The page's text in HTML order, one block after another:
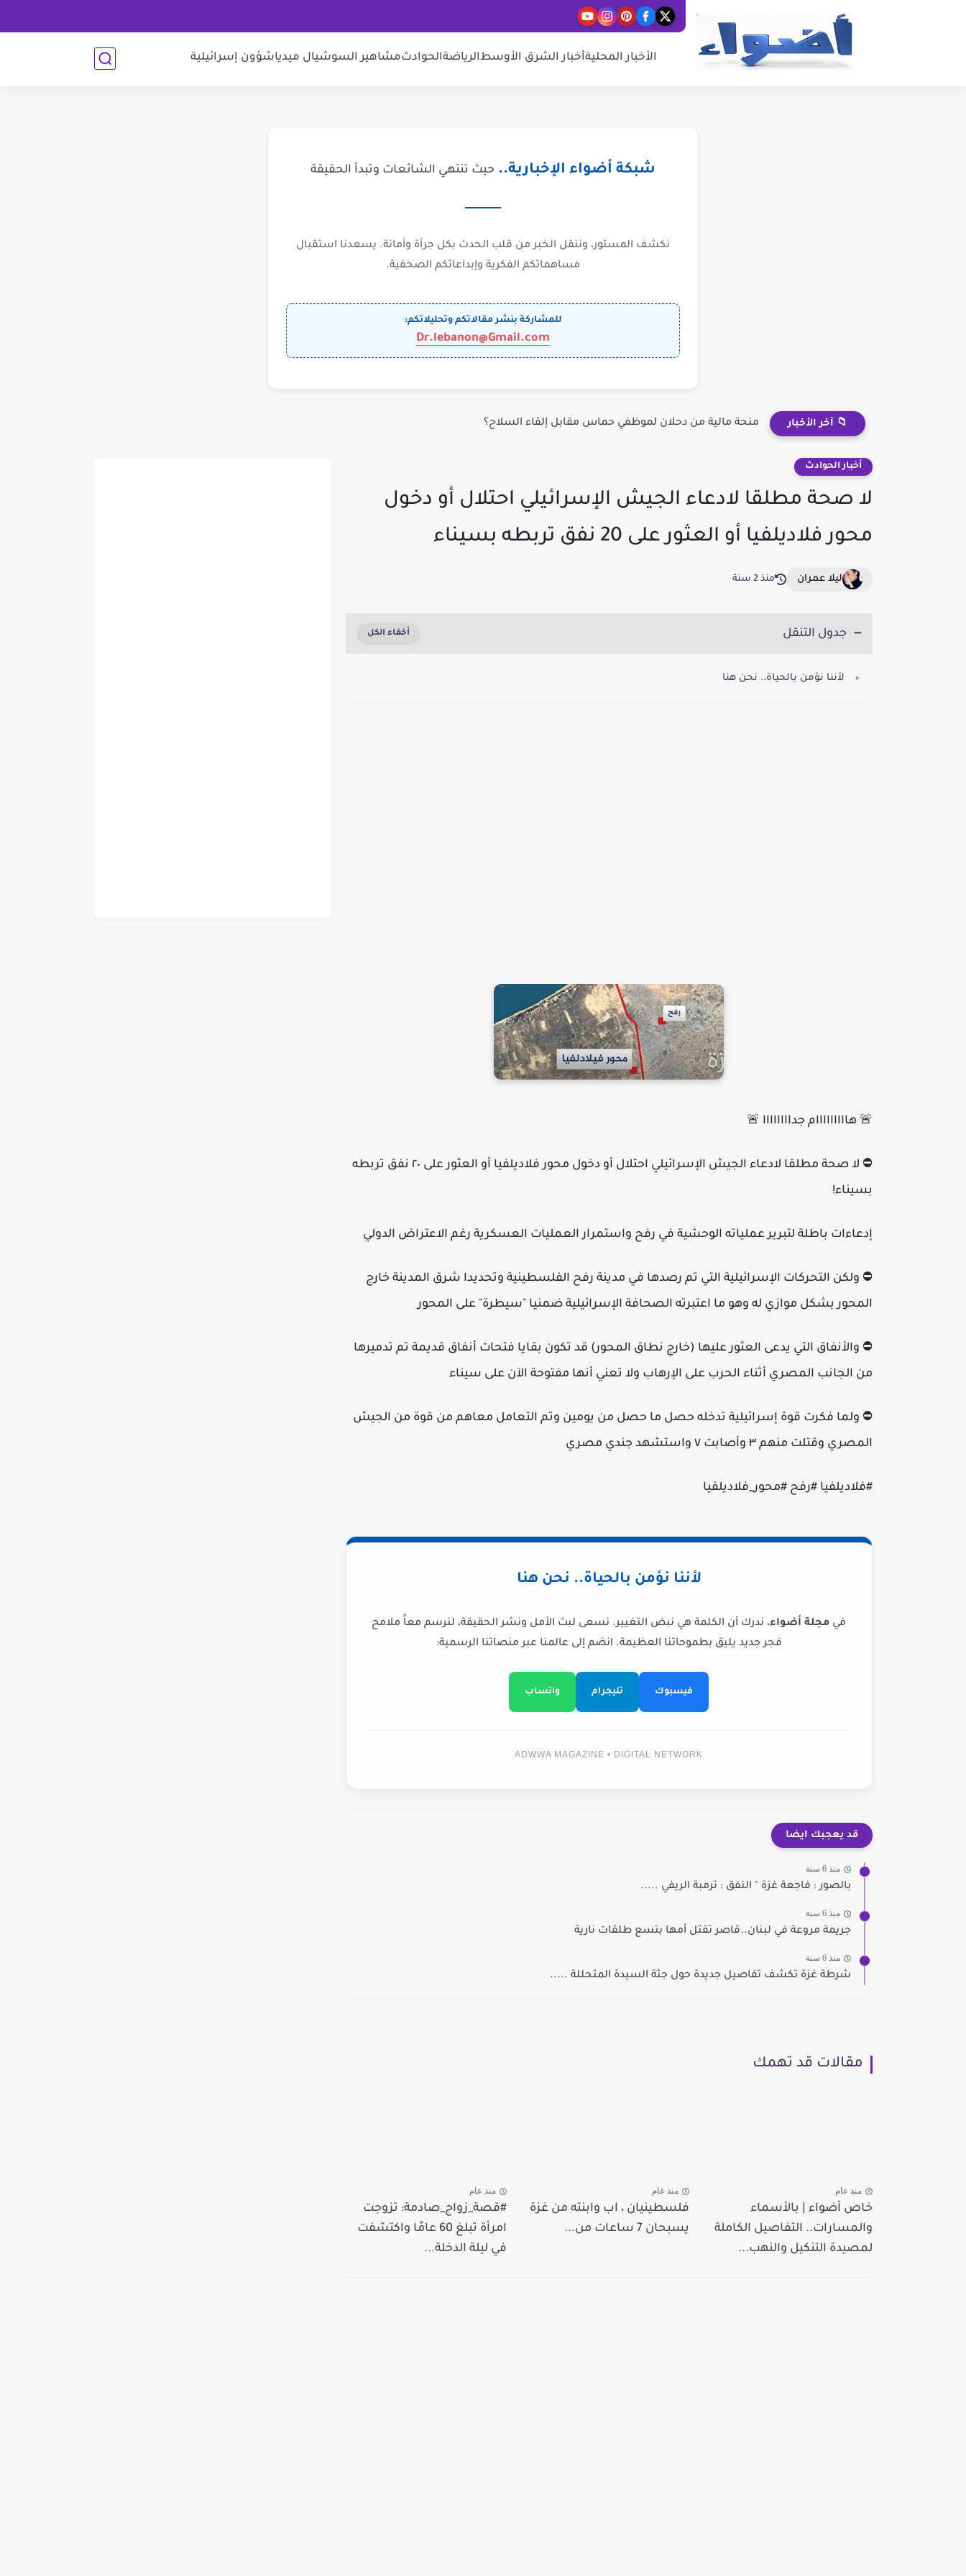
الأخبار المحليةأخبار الشرق الأوسطالرياضةالحوادثمشاهير السوشيال ميدياشؤون إسرائيلية
شبكة أضواء الإخبارية.. حيث تنتهي الشائعات وتبدأ الحقيقة
نكشف المستور، وننقل الخبر من قلب الحدث بكل جرأة وأمانة. يسعدنا استقبال
مساهماتكم الفكرية وإبداعاتكم الصحفية.
للمشاركة بنشر مقالاتكم وتحليلاتكم:
Dr.lebanon@Gmail.com
📁 آخر الأخبار منحة مالية من دحلان لموظفي حماس مقابل إلقاء السلاح؟
أخبار الحوادث
لا صحة مطلقا لادعاء الجيش الإسرائيلي احتلال أو دخول
محور فلاديلفيا أو العثور على 20 نفق تربطه بسيناء
ليلا عمران منذ 2 سنة
جدول التنقل
لأننا نؤمن بالحياة.. نحن هنا
🚨 هااااااااام جداااااااا 🚨
⛔️ لا صحة مطلقا لادعاء الجيش الإسرائيلي احتلال أو دخول محور فلاديلفيا أو العثور على ٢٠ نفق تربطه
بسيناء!
إدعاءات باطلة لتبرير عملياته الوحشية في رفح واستمرار العمليات العسكرية رغم الاعتراض الدولي
⛔️ ولكن التحركات الإسرائيلية التي تم رصدها في مدينة رفح الفلسطينية وتحديدا شرق المدينة خارج
المحور بشكل موازي له وهو ما اعتبرته الصحافة الإسرائيلية ضمنيا "سيطرة" على المحور
⛔️ والأنفاق التي يدعى العثور عليها (خارج نطاق المحور) قد تكون بقايا فتحات أنفاق قديمة تم تدميرها
من الجانب المصري أثناء الحرب على الإرهاب ولا تعني أنها مفتوحة الآن على سيناء
⛔️ ولما فكرت قوة إسرائيلية تدخله حصل ما حصل من يومين وتم التعامل معاهم من قوة من الجيش
المصري وقتلت منهم ٣ وأصابت ٧ واستشهد جندي مصري
#فلاديلفيا #رفح #محور_فلاديلفيا
لأننا نؤمن بالحياة.. نحن هنا
في مجلة أضواء، ندرك أن الكلمة هي نبض التغيير. نسعى لبث الأمل ونشر الحقيقة، لنرسم معاً ملامح
فجر جديد يليق بطموحاتنا العظيمة. انضم إلى عالمنا عبر منصاتنا الرسمية:
فيسبوك تليجرام واتساب
ADWWA MAGAZINE • DIGITAL NETWORK
قد يعجبك ايضا
منذ 6 سنة
بالصور : فاجعة غزة " النفق : ترمبة الريفي .....
منذ 6 سنة
جريمة مروعة في لبنان..قاصر تقتل أمها بتسع طلقات نارية
منذ 6 سنة
شرطة غزة تكشف تفاصيل جديدة حول جثة السيدة المتحللة .....
مقالات قد تهمك
منذ عام
خاص أضواء | بالأسماء
والمسارات.. التفاصيل الكاملة
لمصيدة التنكيل والنهب...
منذ عام
فلسطينيان ، اب وابنته من غزة
يسبحان 7 ساعات من...
منذ عام
#قصة_زواج_صادمة: تزوجت
امرأة تبلغ 60 عامًا واكتشفت
في ليلة الدخلة...